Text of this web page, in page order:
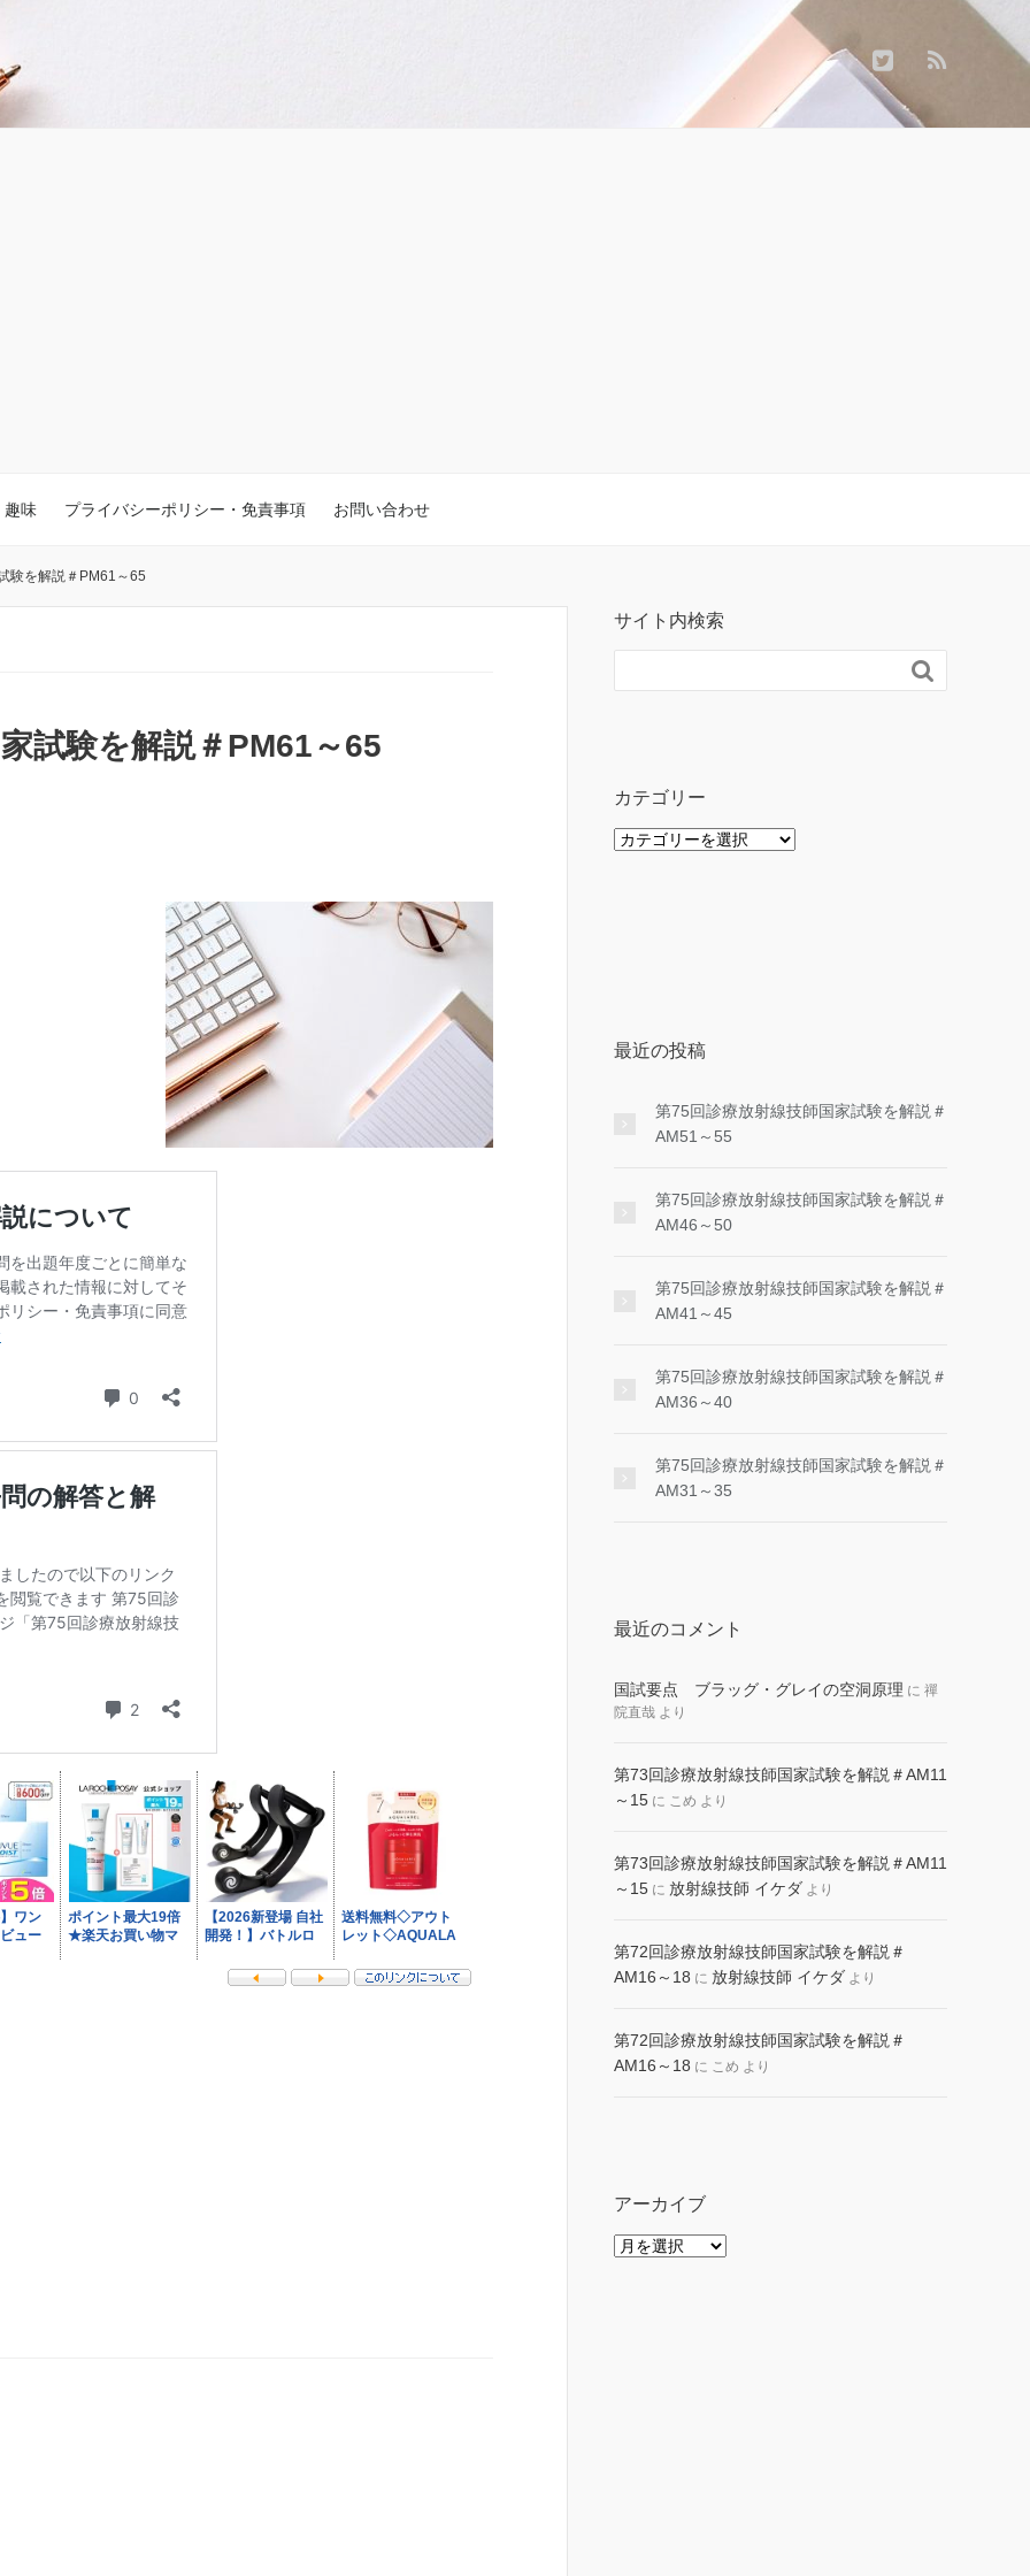
趣味 プライバシーポリシー・免責事項 お問い合わせ
験を解説＃PM61～65
試験を解説＃PM61～65
サイト内検索

カテゴリー
カ
最近の投稿
第75回診療放射線技師国家試験を解説＃
AM51～55
第75回診療放射線技師国家試験を解説＃
AM46～50
第75回診療放射線技師国家試験を解説＃
AM41～45
第75回診療放射線技師国家試験を解説＃
AM36～40
第75回診療放射線技師国家試験を解説＃
AM31～35
最近のコメント
国試要点 ブラッグ・グレイの空洞原理 に 禪
院直哉 より
第73回診療放射線技師国家試験を解説＃AM11
～15 に こめ より
第73回診療放射線技師国家試験を解説＃AM11
～15 に 放射線技師 イケダ より
第72回診療放射線技師国家試験を解説＃
AM16～18 に 放射線技師 イケダ より
第72回診療放射線技師国家試験を解説＃
AM16～18 に こめ より
アーカイブ
ア